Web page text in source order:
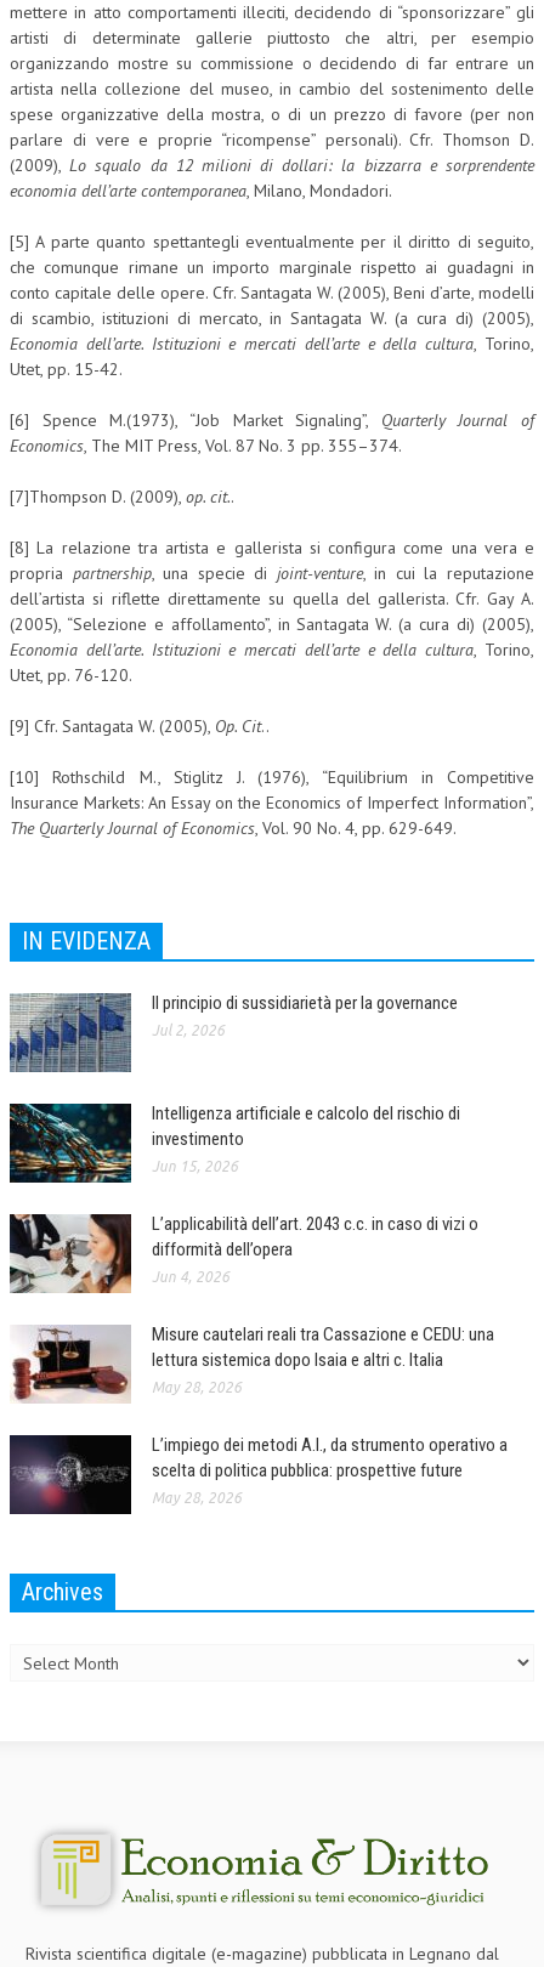
mettere in atto comportamenti illeciti, decidendo di “sponsorizzare” gli
artisti di determinate gallerie piuttosto che altri, per esempio
organizzando mostre su commissione o decidendo di far entrare un
artista nella collezione del museo, in cambio del sostenimento delle
spese organizzative della mostra, o di un prezzo di favore (per non
parlare di vere e proprie “ricompense” personali). Cfr. Thomson D.
(2009),Lo squalo da 12 milioni di dollari: la bizzarra e sorprendente
economia dell’arte contemporanea, Milano, Mondadori.
[5] A parte quanto spettantegli eventualmente per il diritto di seguito,
che comunque rimane un importo marginale rispetto ai guadagni in
conto capitale delle opere. Cfr. Santagata W. (2005), Beni d’arte, modelli
di scambio, istituzioni di mercato, in Santagata W. (a cura di) (2005),
Economia dell’arte. Istituzioni e mercati dell’arte e della cultura, Torino,
Utet, pp. 15-42.
[6] Spence M.(1973), “Job Market Signaling”, Quarterly Journal of
Economics, The MIT Press, Vol. 87 No. 3 pp. 355–374.
[7]Thompson D. (2009), op. cit..
[8] La relazione tra artista e gallerista si configura come una vera e
propria partnership, una specie di joint-venture, in cui la reputazione
dell’artista si riflette direttamente su quella del gallerista. Cfr. Gay A.
(2005), “Selezione e affollamento”, in Santagata W. (a cura di) (2005),
Economia dell’arte. Istituzioni e mercati dell’arte e della cultura, Torino,
Utet, pp. 76-120.
[9] Cfr. Santagata W. (2005), Op. Cit..
[10] Rothschild M., Stiglitz J. (1976), “Equilibrium in Competitive
Insurance Markets: An Essay on the Economics of Imperfect Information”,
The Quarterly Journal of Economics, Vol. 90 No. 4, pp. 629-649.
IN EVIDENZA
Il principio di sussidiarietà per la governance
Jul 2, 2026
Intelligenza artificiale e calcolo del rischio di
investimento
Jun 15, 2026
L’applicabilità dell’art. 2043 c.c. in caso di vizi o
difformità dell’opera
Jun 4, 2026
Misure cautelari reali tra Cassazione e CEDU: una
lettura sistemica dopo Isaia e altri c. Italia
May 28, 2026
L’impiego dei metodi A.I., da strumento operativo a
scelta di politica pubblica: prospettive future
May 28, 2026
Archives
Rivista scientifica digitale (e-magazine) pubblicata in Legnano dal